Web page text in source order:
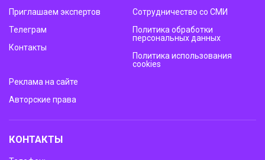
Приглашаем экспертов
Телеграм
Контакты
Сотрудничество со СМИ
Политика обработки
персональных данных
Политика использования
cookies
Реклама на сайте
Авторские права
КОНТАКТЫ